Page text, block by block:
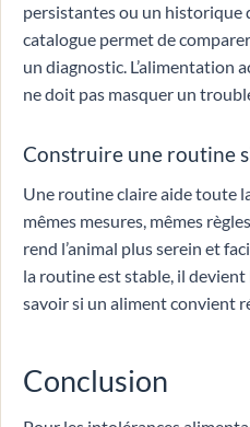
persistantes ou un historique
catalogue permet de
un diagnostic. L’alimentation
ne doit pas masquer un
Construire une routine
Une routine claire aide toute
mêmes mesures, mêmes
rend l’animal plus serein et
la routine est stable, il
savoir si un aliment convient
Conclusion